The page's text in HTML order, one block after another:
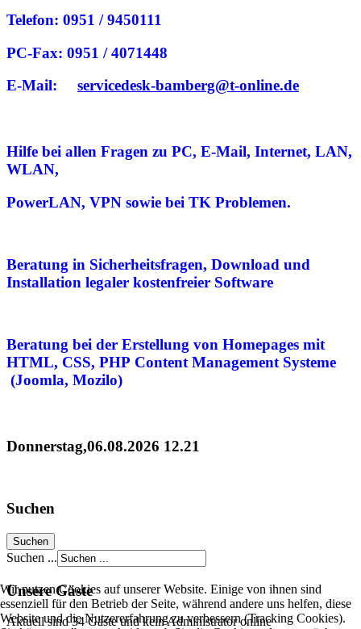
Telefon: 0951 / 9450111
PC-Fax: 0951 / 4071448
E-Mail: servicedesk-bamberg@t-online.de
Hilfe bei allen Fragen zu PC, E-Mail, Internet, LAN,
WLAN,
PowerLAN, VPN sowie bei TK Problemen.
Beratung in Sicherheitsfragen, Download und
Installation legaler kostenfreier Software
Beratung bei der Erstellung von Homepages mit
HTML, CSS, PHP Content Management Systeme
(Joomla, Mozilo)
Donnerstag,06.08.2026 12.21
Suchen
Suchen ...
Unsere Gäste
Aktuell sind 34 Gäste und kein Administrator online
Wir nutzen Cookies auf unserer Website. Einige von ihnen sind
essenziell für den Betrieb der Seite, während andere uns helfen, diese
Website und die Nutzererfahrung zu verbessern (Tracking Cookies).